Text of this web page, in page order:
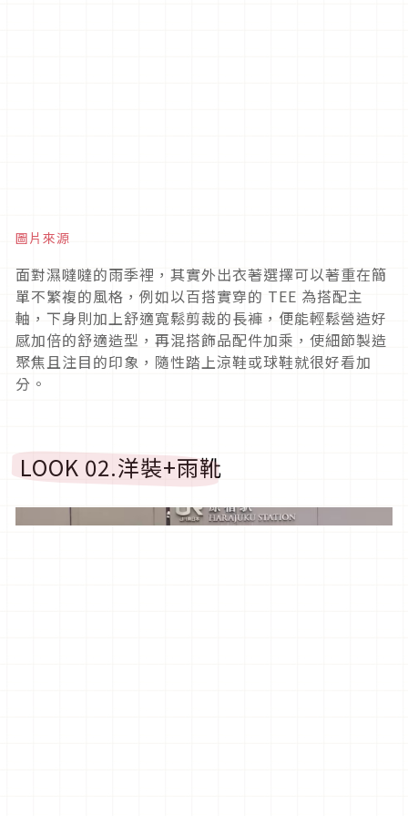
圖片來源
面對濕噠噠的雨季裡，其實外出衣著選擇可以著重在簡
單不繁複的風格，例如以百搭實穿的 TEE 為搭配主
軸，下身則加上舒適寬鬆剪裁的長褲，便能輕鬆營造好
感加倍的舒適造型，再混搭飾品配件加乘，使細節製造
聚焦且注目的印象，隨性踏上涼鞋或球鞋就很好看加
分。
LOOK 02.洋裝+雨靴